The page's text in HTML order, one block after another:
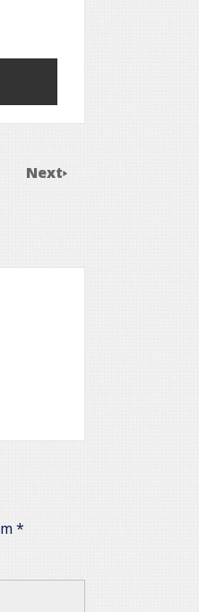
Next
*